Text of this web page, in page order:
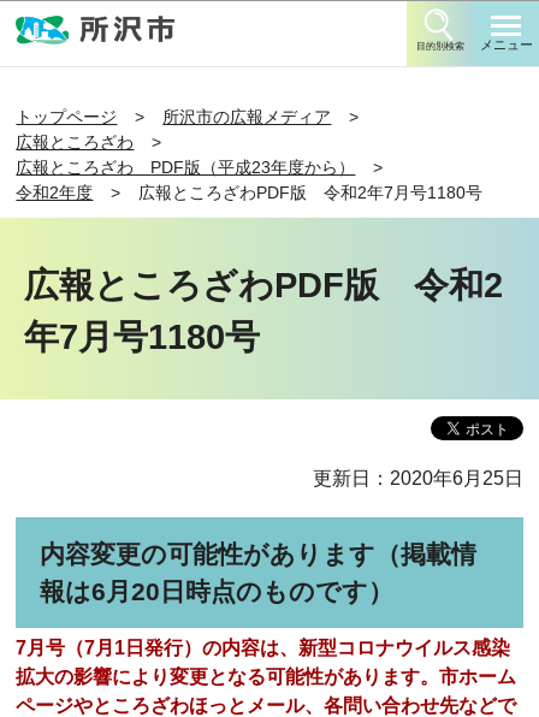
目的別検索 メニュー
トップページ
所沢市の広報メディア
広報ところざわ
広報ところざわ PDF版（平成23年度から）
令和2年度
広報ところざわPDF版 令和2年7月号1180号
広報ところざわPDF版 令和2
年7月号1180号
更新日：2020年6月25日
内容変更の可能性があります（掲載情
報は6月20日時点のものです）
7月号（7月1日発行）の内容は、新型コロナウイルス感染
拡大の影響により変更となる可能性があります。市ホーム
ページやところざわほっとメール、各問い合わせ先などで